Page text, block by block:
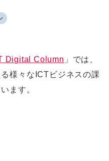
Digital Column 」では、
様々なICTビジネスの課
ます。